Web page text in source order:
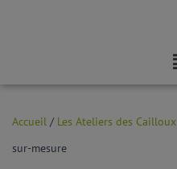
Accueil / Les Ateliers des Cailloux
sur-mesure